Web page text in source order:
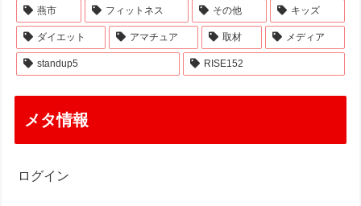
燕市 フィットネス その他 キッズ
ダイエット アマチュア 取材 メディア
standup5 RISE152
メタ情報
ログイン